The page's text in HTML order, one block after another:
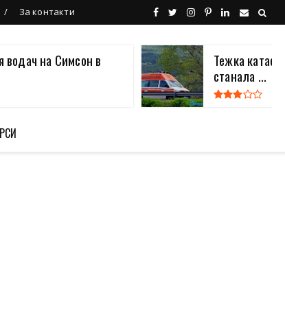
За контакти
водач на Симсон в
Тежка
станала ...